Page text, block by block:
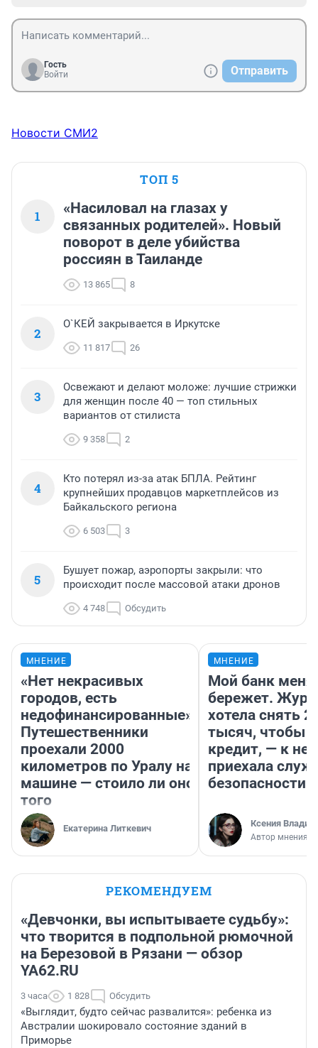
Гость
Войти
Отправить
Новости СМИ2
ТОП 5
1
«Насиловал на глазах у
связанных родителей». Новый
поворот в деле убийства
россиян в Таиланде
13 865 8
2
О`КЕЙ закрывается в Иркутске
11 817 26
3
Освежают и делают моложе: лучшие стрижки
для женщин после 40 — топ стильных
вариантов от стилиста
9 358 2
4
Кто потерял из-за атак БПЛА. Рейтинг
крупнейших продавцов маркетплейсов из
Байкальского региона
6 503 3
5
Бушует пожар, аэропорты закрыли: что
происходит после массовой атаки дронов
4 748 Обсудить
МНЕНИЕ
«Нет некрасивых
городов, есть
недофинансированные».
Путешественники
проехали 2000
километров по Уралу на
машине — стоило ли оно
того
Екатерина Литкевич
МНЕНИЕ
Мой банк меня
бережет.
хотела снять
тысяч, чтобы
кредит, — к
приехала
безопасности
Ксения
Автор мнения
РЕКОМЕНДУЕМ
«Девчонки, вы испытываете судьбу»:
что творится в подпольной рюмочной
на Березовой в Рязани — обзор
YA62.RU
3 часа 1 828 Обсудить
«Выглядит, будто сейчас развалится»: ребенка из
Австралии шокировало состояние зданий в
Приморье